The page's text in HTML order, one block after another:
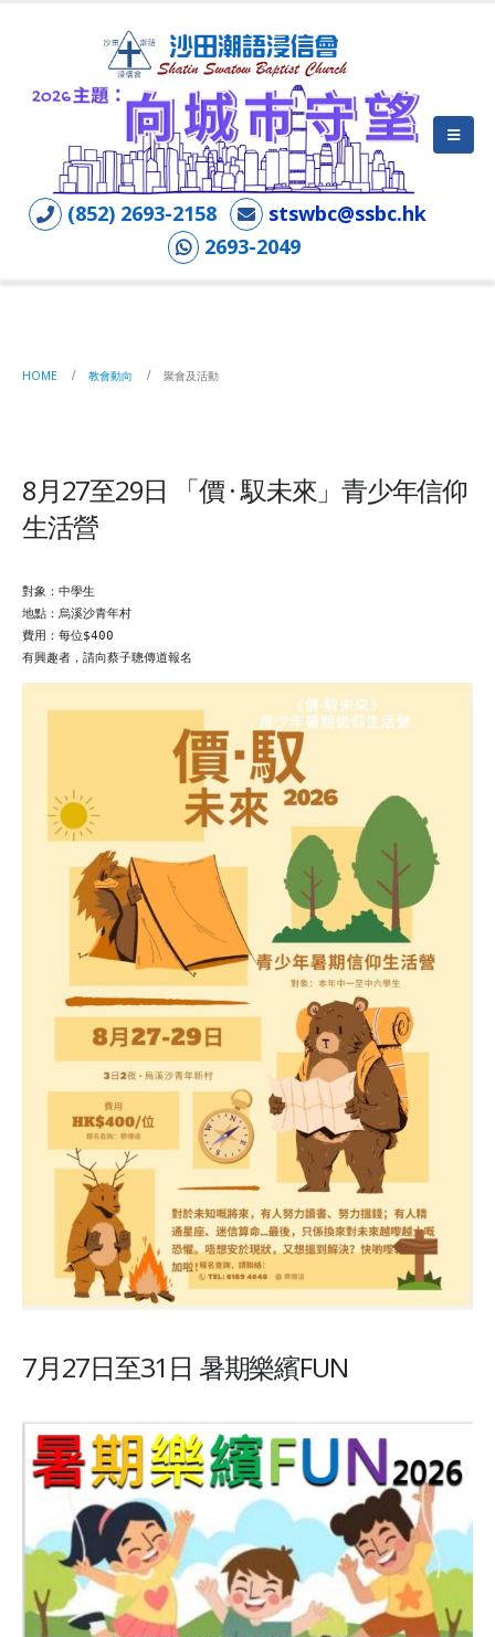
(852) 2693-2158
stswbc@ssbc.hk
2693-2049
HOME 教會動向 聚會及活動
8月27至29日 「價 · 馭未來」青少年信仰
生活營
對象：中學生
地點：烏溪沙青年村
費用：每位$400
有興趣者，請向蔡子聰傳道報名
7月27日至31日 暑期樂繽FUN